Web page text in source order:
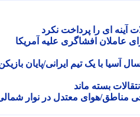
ای را پرداخت نکرد
افشاگری علیه آمریکا
با یک تیم ایرانی/پایان بازیکن
بسته ماند
مناطق/هوای معتدل در نوار شمالی